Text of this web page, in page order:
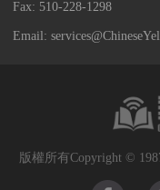
Fax: 510-228-1298
Email:
版權所有Copyright ©